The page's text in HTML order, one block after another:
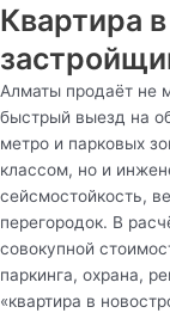
Квартира
Алматы продаёт не
быстрый выезд на
метро и парковых
классом, но и
сейсмостойкость,
перегородок. В
совокупной
паркинга, охрана,
«квартира в